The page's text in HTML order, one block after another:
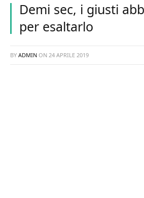
Demi sec, i giusti
per esaltarlo
BY ADMIN ON 24 APRILE 2019